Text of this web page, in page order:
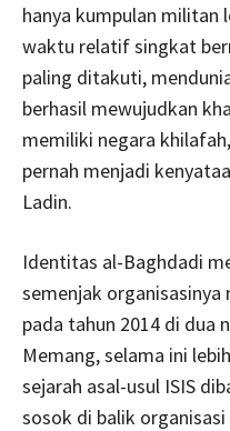
hanya kumpulan militan
waktu relatif singkat
paling ditakuti,
berhasil mewujudkan
memiliki negara
pernah menjadi
Ladin.
Identitas al-Baghdadi
semenjak
pada tahun 2014 di dua
Memang, selama ini
sejarah asal-usul ISIS
sosok di balik